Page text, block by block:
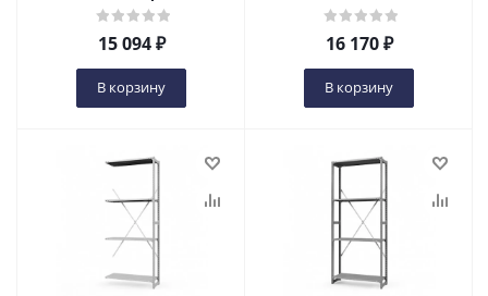
2000x1060x800 мм. Полки:
метал. перф. 4 шт. в Пензе
15 094₽
В корзину
метал. усил. 4 шт. в Пензе
16 170₽
В корзину